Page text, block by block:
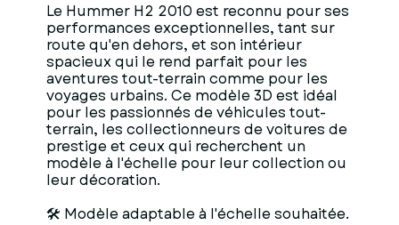
Le Hummer H2 2010 est reconnu pour ses
performances exceptionnelles, tant sur
route qu'en dehors, et son intérieur
spacieux qui le rend parfait pour les
aventures tout-terrain comme pour les
voyages urbains. Ce modèle 3D est idéal
pour les passionnés de véhicules tout-
terrain, les collectionneurs de voitures de
prestige et ceux qui recherchent un
modèle à l'échelle pour leur collection ou
leur décoration.
🛠 Modèle adaptable à l'échelle souhaitée.